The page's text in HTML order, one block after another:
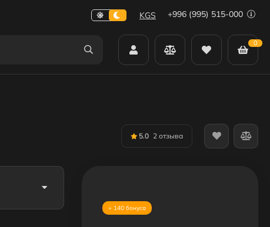
KGS +996 (995) 515-000
0
5.0 2 отзыва
+ 140 бонуса